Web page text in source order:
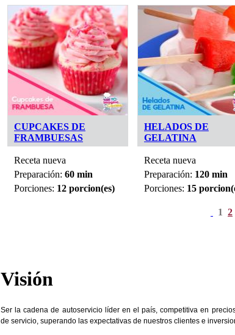
CUPCAKES DE
FRAMBUESAS
Receta nueva
Preparación: 60 min
Porciones: 12 porcion(es)
HELADOS DE
GELATINA
Receta nueva
Preparación: 120 min
Porciones: 15
1 2
Visión
Ser la cadena de autoservicio líder en el país, competitiva en
de servicio, superando las expectativas de nuestros clientes e